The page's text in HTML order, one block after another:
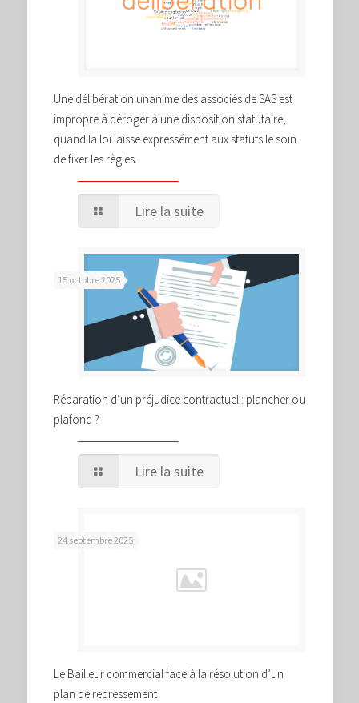
Une délibération unanime des associés de SAS est
impropre à déroger à une disposition statutaire,
quand la loi laisse expressément aux statuts le soin
de fixer les règles.
Lire la suite
15 octobre 2025
Réparation d’un préjudice contractuel : plancher ou
plafond ?
Lire la suite
24 septembre 2025
Le Bailleur commercial face à la résolution d’un
plan de redressement